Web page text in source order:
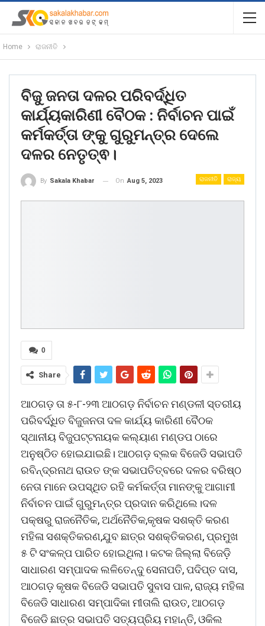
Home ରାଜନୀତି
ବିଜୁ ଜନତା ଦଳର ପରିବର୍ଦ୍ଧିତ
କାର୍ଯ୍ୟକାରିଣୀ ବୈଠକ : ନିର୍ବାଚନ ପାଇଁ
କର୍ମକର୍ତ୍ତା ଙ୍କୁ ଗୁରୁମନ୍ତ୍ର ଦେଲେ
ଦଳର ନେତୃତ୍ଵ।
ରାଜନୀତି ରାଜ୍ୟ
By Sakala Khabar On Aug 5, 2023
0
Share
ଆଠଗଡ଼ ତା ୫-୮-୨୩ ଆଠଗଡ଼ ନିର୍ବାଚନ ମଣ୍ଡଳୀ ସ୍ତରୀୟ
ପରିବର୍ଦ୍ଧିତ ବିଜୁଜନତା ଦଳ କାର୍ଯ୍ୟ କାରିଣୀ ବୈଠକ
ସ୍ଥାନୀୟ ବିଜୁପଟ୍ଟନାୟକ କଲ୍ୟାଣ ମଣ୍ଡପ ଠାରେ
ଅନୁଷ୍ଠିତ ହୋଇଯାଇଛି। ଆଠଗଡ଼ ବ୍ଲକ ବିଜେଡି ସଭାପତି
ରବିନ୍ଦ୍ରନାଥ ରାଉତ ଙ୍କ ସଭାପତିତ୍ବରେ ଦଳର ବରିଷ୍ଠ
ନେତା ମାନେ ଉପସ୍ଥିତ ରହି କର୍ମକର୍ତ୍ତା ମାନଙ୍କୁ ଆଗାମୀ
ନିର୍ବାଚନ ପାଇଁ ଗୁରୁମନ୍ତ୍ର ପ୍ରଦାନ କରିଥିଲେ।ଦଳ
ପକ୍ଷରୁ ରାଜନୈତିକ, ଅର୍ଥନୈତିକ,କୃଷକ ସଶକ୍ତି କରଣ
ମହିଳା ସଶକ୍ତିକରଣ,ଯୁବ ଛାତ୍ର ସଶକ୍ତିକରଣ, ପ୍ରମୁଖ
୫ ଟି ସଂକଳ୍ପ ପାରିତ ହୋଇଥିଲା। କଟକ ଜିଲ୍ଲା ବିଜେଡ଼ି
ସାଧାରଣ ସମ୍ପାଦକ ଲଳିତେନ୍ଦୁ ସେନାପତି, ପଦିପ୍ତ ଦାସ,
ଆଠଗଡ଼ କୃଷକ ବିଜେଡି ସଭାପତି ସୁବାସ ପାଳ, ରାଜ୍ୟ ମହିଳା
ବିଜେଡି ସାଧାରଣ ସମ୍ପାଦିକା ମୀତାଲି ରାଉତ, ଆଠଗଡ଼
ବିଜେଡି ଛାତ୍ର ସଭାପତି ସତ୍ୟପ୍ରିୟ ମହାନ୍ତି, ଓକିଲ